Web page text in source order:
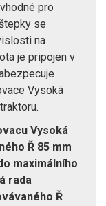
pro
se
na
je pripojen v
Vysoká
Vysoká
Ř 85 mm
maximálního
rada
Ř